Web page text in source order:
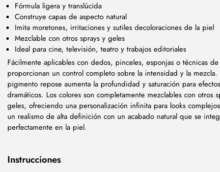
Fórmula ligera y translúcida
Construye capas de aspecto natural
Imita moretones, irritaciones y sutiles decoloraciones de la piel
Mezclable con otros sprays y geles
Ideal para cine, televisión, teatro y trabajos editoriales
Fácilmente aplicables con dedos, pinceles, esponjas o técnicas
proporcionan un control completo sobre la intensidad y la
pigmento repose aumenta la profundidad y saturación para
dramáticos. Los colores son completamente mezclables con otros
geles, ofreciendo una personalización infinita para looks
un realismo de alta definición con un acabado natural que se
perfectamente en la piel.
Instrucciones